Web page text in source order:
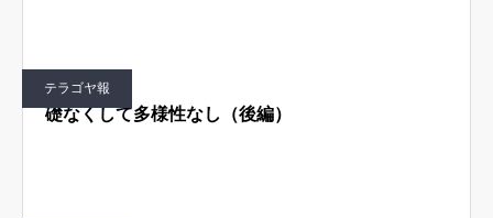
テラゴヤ報
礎なくして多様性なし（後編）